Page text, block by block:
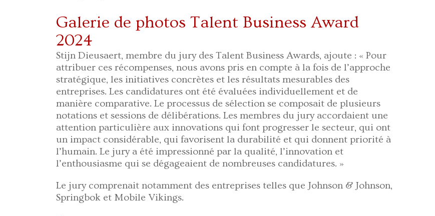
Galerie de photos Talent Business Award
2024
Stijn Dieusaert, membre du jury des Talent Business Awards, ajoute : « Pour
attribuer ces récompenses, nous avons pris en compte à la fois de l’approche
stratégique, les initiatives concrètes et les résultats mesurables des
entreprises. Les candidatures ont été évaluées individuellement et de
manière comparative. Le processus de sélection se composait de plusieurs
notations et sessions de délibérations. Les membres du jury accordaient une
attention particulière aux innovations qui font progresser le secteur, qui ont
un impact considérable, qui favorisent la durabilité et qui donnent priorité à
l’humain. Le jury a été impressionné par la qualité, l’innovation et
l’enthousiasme qui se dégageaient de nombreuses candidatures. »
Le jury comprenait notamment des entreprises telles que Johnson & Johnson,
Springbok et Mobile Vikings.